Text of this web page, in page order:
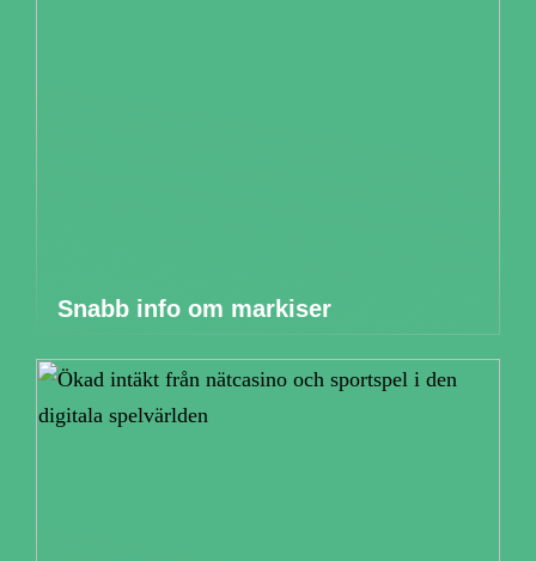
Snabb info om markiser